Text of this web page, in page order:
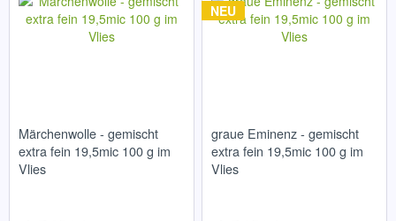
Märchenwolle - gemischt
extra fein 19,5mic 100 g im
Vlies
NEU
graue Eminenz - gemischt
extra fein 19,5mic 100 g im
Vlies